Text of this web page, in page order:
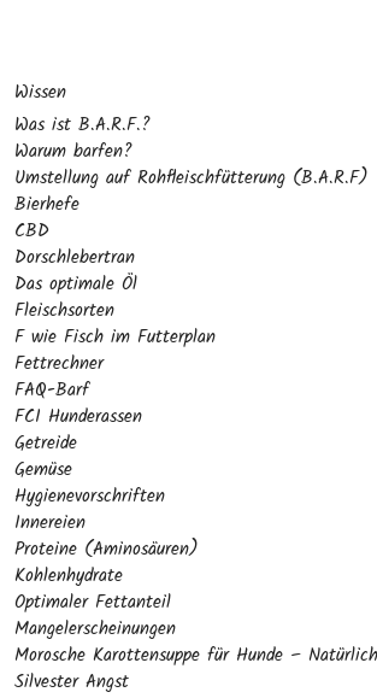
Wissen
Was ist B.A.R.F.?
Warum barfen?
Umstellung auf Rohfleischfütterung (B.A.R.F)
Bierhefe
CBD
Dorschlebertran
Das optimale Öl
Fleischsorten
F wie Fisch im Futterplan
Fettrechner
FAQ-Barf
FCI Hunderassen
Getreide
Gemüse
Hygienevorschriften
Innereien
Proteine (Aminosäuren)
Kohlenhydrate
Optimaler Fettanteil
Mangelerscheinungen
Morosche Karottensuppe für Hunde –
Silvester Angst